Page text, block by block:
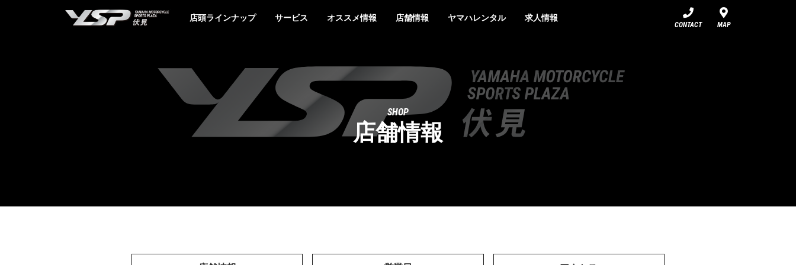
YSP伏見店頭ラインナップ サービス オススメ情報 店舗情報 ヤマハレンタル 求人情報
CONTACT MAP
SHOP
店舗情報